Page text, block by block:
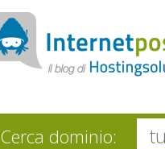
Cerca dominio: